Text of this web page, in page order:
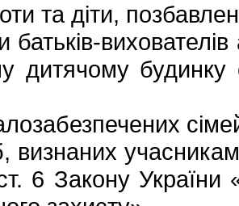
та діти,
батьків-
дитячому будинку
визнаних
6 Закону України